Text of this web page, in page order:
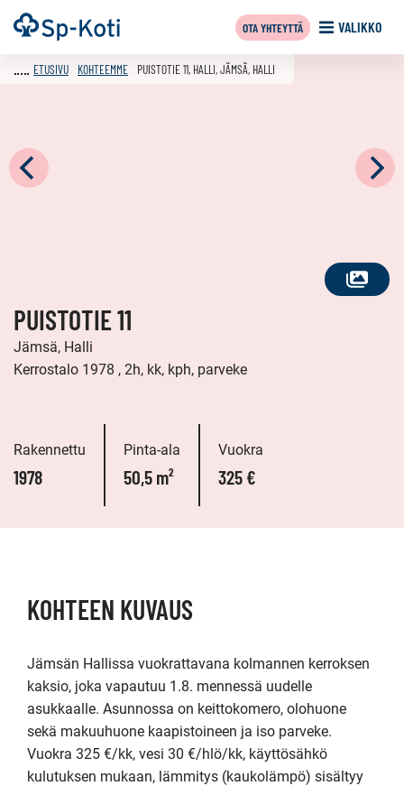
Siirry
sisältöön
Etusivu VALIKKO
OTA YHTEYTTÄ
KATSO
ETUSIVU KOHTEEMME PUISTOTIE 11, HALLI, JÄMSÄ, HALLI
PUISTOTIE 11
Jämsä, Halli
Kerrostalo 1978 , 2h, kk, kph, parveke
Rakennettu
1978
Pinta-ala
50,5 m²
Vuokra
325 €
KOHTEEN KUVAUS
Jämsän Hallissa vuokrattavana kolmannen kerroksen
kaksio, joka vapautuu 1.8. mennessä uudelle
asukkaalle. Asunnossa on keittokomero, olohuone
sekä makuuhuone kaapistoineen ja iso parveke.
Vuokra 325 €/kk, vesi 30 €/hlö/kk, käyttösähkö
kulutuksen mukaan, lämmitys (kaukolämpö) sisältyy